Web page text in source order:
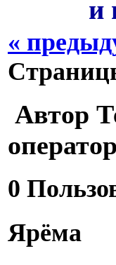
и
«
Автор
0
Ярёма